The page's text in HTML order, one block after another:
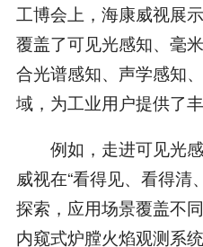
工博会上，海康威视展
覆盖了可见光感知、毫
合光谱感知、声学感知
域，为工业用户提供了
例如，走进可见光感
威视在“看得见、看得清
探索，应用场景覆盖不
内窥式炉膛火焰观测系